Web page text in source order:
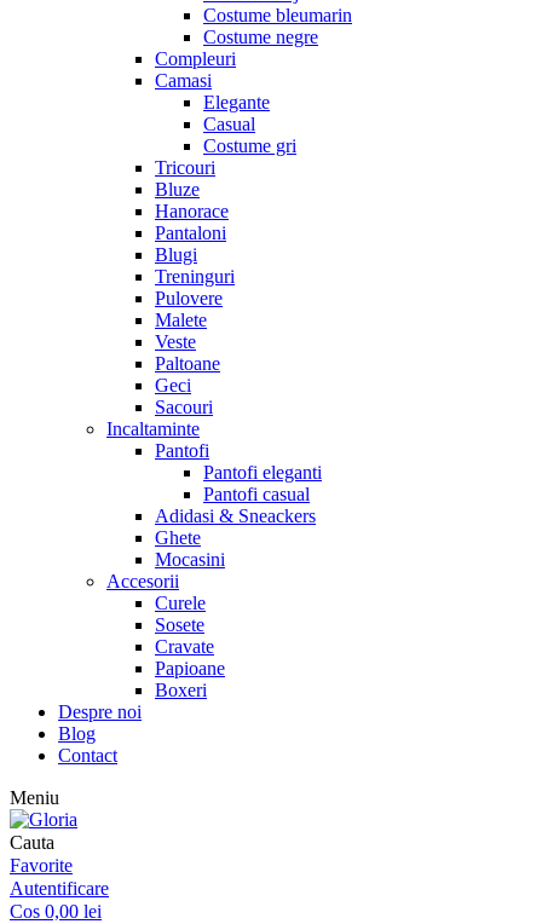
Costume bleumarin
Costume negre
Compleuri
Camasi
Elegante
Casual
Costume gri
Tricouri
Bluze
Hanorace
Pantaloni
Blugi
Treninguri
Pulovere
Malete
Veste
Paltoane
Geci
Sacouri
Incaltaminte
Pantofi
Pantofi eleganti
Pantofi casual
Adidasi & Sneackers
Ghete
Mocasini
Accesorii
Curele
Sosete
Cravate
Papioane
Boxeri
Despre noi
Blog
Contact
Meniu
Cauta
Favorite
Autentificare
Cos 0,00 lei